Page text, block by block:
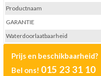
Prijs en beschikbaarheid?
Bel ons! 015 23 31 10
Productnaam
GARANTIE
Waterdoorlaatbaarheid